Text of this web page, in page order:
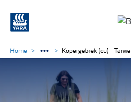
Home Kopergebrek (cu) - Tarwe